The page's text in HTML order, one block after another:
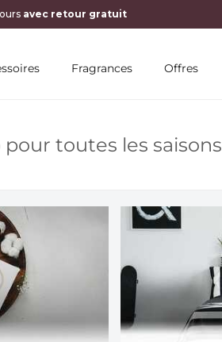
Fragrances Offres
toutes les saisons